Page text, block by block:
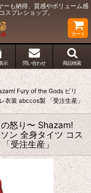
ーも納得、質感やボリューム感
スプレショップ。
カート
示 問い合わせ 商品検索
Fury of the Gods ビリ
衣装 abccos製 「受注生産」
怒り〜 Shazam!
ン 全身タイツ コス
受注生産」